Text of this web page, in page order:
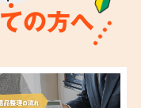
ての方へ